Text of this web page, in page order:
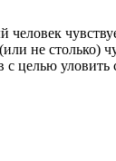
не столько)
целью уловить